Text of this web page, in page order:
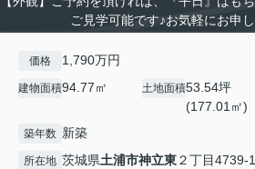
ご見学可能です♪お気軽にお申
価格 1,790万円
建物面積94.77㎡ 土地面積53.54坪
(177.01㎡)
築年数 新築
所在地 茨城県土浦市神立東２丁目4739-1